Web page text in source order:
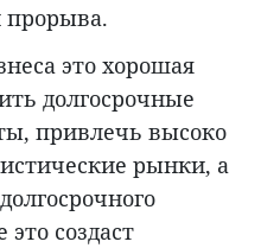
прорыва.
это хорошая
долгосрочные
привлечь высоко
рынки, а
это создаст